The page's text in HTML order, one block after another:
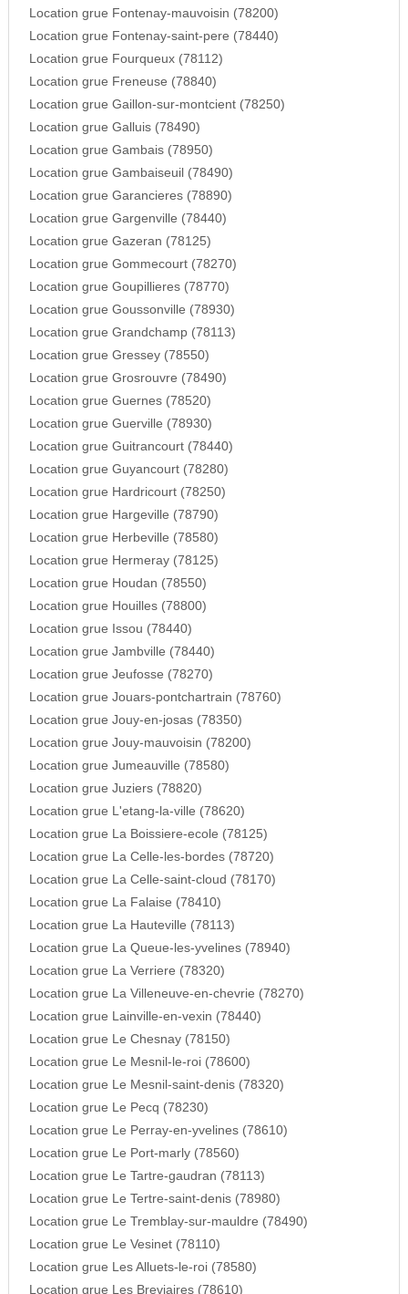
Location grue Fontenay-mauvoisin (78200)
Location grue Fontenay-saint-pere (78440)
Location grue Fourqueux (78112)
Location grue Freneuse (78840)
Location grue Gaillon-sur-montcient (78250)
Location grue Galluis (78490)
Location grue Gambais (78950)
Location grue Gambaiseuil (78490)
Location grue Garancieres (78890)
Location grue Gargenville (78440)
Location grue Gazeran (78125)
Location grue Gommecourt (78270)
Location grue Goupillieres (78770)
Location grue Goussonville (78930)
Location grue Grandchamp (78113)
Location grue Gressey (78550)
Location grue Grosrouvre (78490)
Location grue Guernes (78520)
Location grue Guerville (78930)
Location grue Guitrancourt (78440)
Location grue Guyancourt (78280)
Location grue Hardricourt (78250)
Location grue Hargeville (78790)
Location grue Herbeville (78580)
Location grue Hermeray (78125)
Location grue Houdan (78550)
Location grue Houilles (78800)
Location grue Issou (78440)
Location grue Jambville (78440)
Location grue Jeufosse (78270)
Location grue Jouars-pontchartrain (78760)
Location grue Jouy-en-josas (78350)
Location grue Jouy-mauvoisin (78200)
Location grue Jumeauville (78580)
Location grue Juziers (78820)
Location grue L'etang-la-ville (78620)
Location grue La Boissiere-ecole (78125)
Location grue La Celle-les-bordes (78720)
Location grue La Celle-saint-cloud (78170)
Location grue La Falaise (78410)
Location grue La Hauteville (78113)
Location grue La Queue-les-yvelines (78940)
Location grue La Verriere (78320)
Location grue La Villeneuve-en-chevrie (78270)
Location grue Lainville-en-vexin (78440)
Location grue Le Chesnay (78150)
Location grue Le Mesnil-le-roi (78600)
Location grue Le Mesnil-saint-denis (78320)
Location grue Le Pecq (78230)
Location grue Le Perray-en-yvelines (78610)
Location grue Le Port-marly (78560)
Location grue Le Tartre-gaudran (78113)
Location grue Le Tertre-saint-denis (78980)
Location grue Le Tremblay-sur-mauldre (78490)
Location grue Le Vesinet (78110)
Location grue Les Alluets-le-roi (78580)
Location grue Les Breviaires (78610)